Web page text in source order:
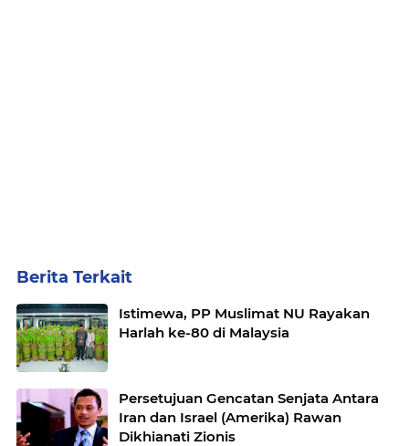
Berita Terkait
Istimewa, PP Muslimat NU Rayakan
Harlah ke-80 di Malaysia
Persetujuan Gencatan Senjata Antara
Iran dan Israel (Amerika) Rawan
Dikhianati Zionis